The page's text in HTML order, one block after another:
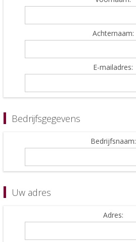
Achternaam:
E-mailadres:
Bedrijfsgegevens
Bedrijfsnaam:
Uw adres
Adres: